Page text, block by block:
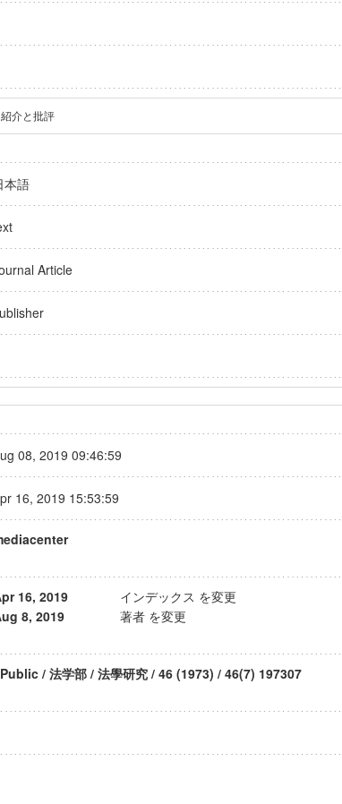
紹介と批評
本語
Article
08, 2019 09:46:59
16, 2019 15:53:59
16, 2019
インデックス を変更
8, 2019
著者 を変更
/ 法学部 / 法學研究 / 46 (1973) / 46(7) 197307